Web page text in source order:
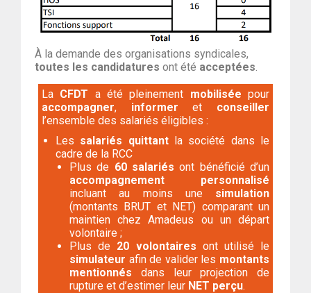
À la demande des organisations syndicales,
toutes les candidatures ont été acceptées.
La CFDT a été pleinement mobiliséepour
accompagner, informer et conseiller
l’ensemble des salariés éligibles :
Les salariés quittantla société dans le
cadre de la RCC
Plus de 60 salariésont bénéficié d’un
accompagnement personnalisé
incluant au moins une simulation
(montants BRUT et NET) comparant un
maintien chez Amadeus ou un départ
volontaire ;
Plus de 20 volontaires ont utilisé le
simulateur afin de valider les montants
mentionnés dans leur projection de
rupture et d’estimer leur NET perçu.